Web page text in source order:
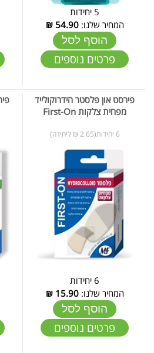
5 יחידות
המחיר שלנו:54.90
₪
הוסף לסל
פרטים נוספים
פירסט און פלסטר הידרוקולייד
מפחית צלקות First-On
6 יחידות(2.65 ₪ ליחידה)
6 יחידות
המחיר שלנו:15.90
₪
הוסף לסל
פרטים נוספים